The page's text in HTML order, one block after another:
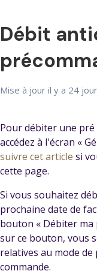
Débit
Mise à jour il y a 24
Pour débiter une pré
accédez à l'écran «
suivre cet article si
cette page.
Si vous souhaitez
prochaine date de
bouton « Débiter ma
sur ce bouton, vous
relatives au mode
commande.